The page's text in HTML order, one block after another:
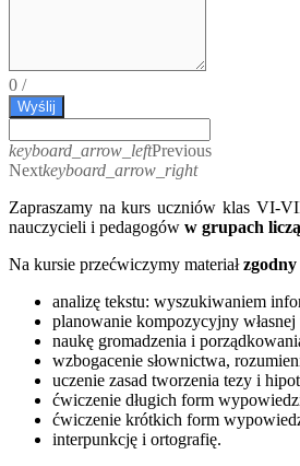
0 /
Wyślij
keyboard_arrow_leftPrevious
Nextkeyboard_arrow_right
Zapraszamy na kurs uczniów klas VI-
nauczycieli i pedagogów w grupach
Na kursie przećwiczymy materiał
analizę tekstu: wyszukiwaniem
planowanie kompozycyjny
naukę gromadzenia i
wzbogacenie słownictwa,
uczenie zasad tworzenia tezy i
ćwiczenie długich form
ćwiczenie krótkich form
interpunkcję i ortografię.